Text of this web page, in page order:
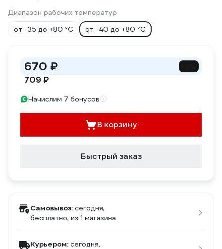
Диапазон рабочих температур
от -35 до +80 °С
от -40 до +80 °С
670 ₽
709 ₽
Начислим 7 бонусов
В корзину
Быстрый заказ
Самовывоз: сегодня,
бесплатно, из 1 магазина
Курьером: сегодня,